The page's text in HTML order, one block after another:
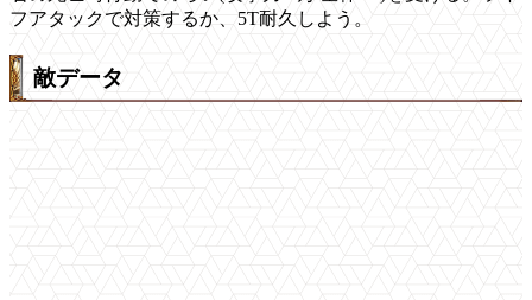
フアタックで対策するか、5T耐久しよう。
敵データ